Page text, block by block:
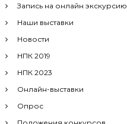
Запись на онлайн экскурсию
Наши выставки
Новости
НПК 2019
НПК 2023
Онлайн-выставки
Опрос